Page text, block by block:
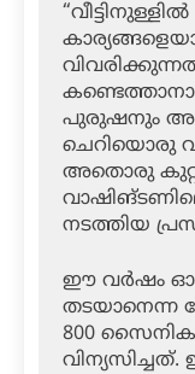
പുരുഷനും
ചെറിയൊരു
അതൊരു
നടത്തിയ
ഈ വർഷം
തടയാനെന്ന
800
വിന്യസിച്ചത്.